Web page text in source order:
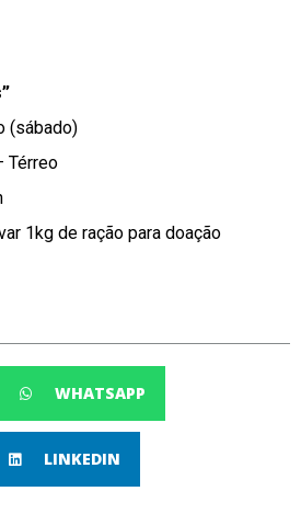
(sábado)
Térreo
1kg de ração para doação
WHATSAPP
LINKEDIN